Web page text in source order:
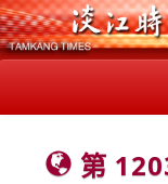
第